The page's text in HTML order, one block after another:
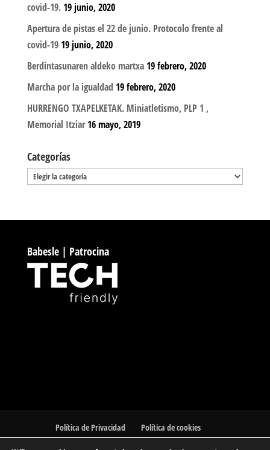
covid-19. 19 junio, 2020
Apertura de pistas el 22 de junio. Protocolo frente al
covid-19 19 junio, 2020
Berdintasunaren aldeko martxa 19 febrero, 2020
Marcha por la igualdad 19 febrero, 2020
HURRENGO TXAPELKETAK. Miniatletismo, PLP 1 ,
Memorial Itziar 16 mayo, 2019
Categorías
Categorías
Babesle | Patrocina
Política de Privacidad Política de cookies